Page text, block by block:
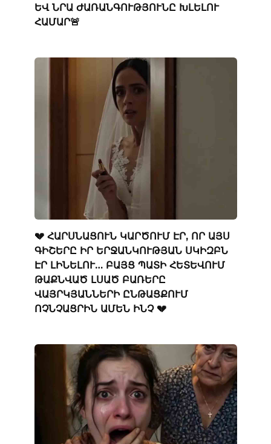
ԵՎ ՆՐԱ ԺԱՌԱՆԳՈՒԹՅՈՒՆԸ ԽԼԵԼՈՒ
ՀԱՄԱՐ🚨
💔 ՀԱՐՍՆԱՑՈՒՆ ԿԱՐԾՈՒՄ ԷՐ, ՈՐ ԱՅՍ
ԳԻՇԵՐԸ ԻՐ ԵՐՋԱՆԿՈՒԹՅԱՆ ՍԿԻԶԲՆ
ԷՐ ԼԻՆԵԼՈՒ… ԲԱՅՑ ՊԱՏԻ ՀԵՏԵՎՈՒՄ
ԹԱՔՆՎԱԾ ԼՍԱԾ ԲԱՌԵՐԸ
ՎԱՅՐԿՅԱՆՆԵՐԻ ԸՆԹԱՑՔՈՒՄ
ՈՉՆՉԱՑՐԻՆ ԱՄԵՆ ԻՆՉ 💔